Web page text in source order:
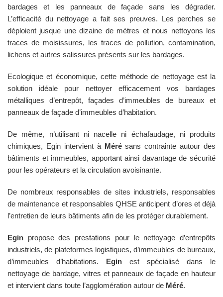
bardages et les panneaux de façade sans les dégrader.
L’efficacité du nettoyage a fait ses preuves. Les perches se
déploient jusque une dizaine de mètres et nous nettoyons les
traces de moisissures, les traces de pollution, contamination,
lichens et autres salissures présents sur les bardages.
Ecologique et économique, cette méthode de nettoyage est la
solution idéale pour nettoyer efficacement vos bardages
métalliques d’entrepôt, façades d’immeubles de bureaux et
panneaux de façade d’immeubles d’habitation.
De même, n’utilisant ni nacelle ni échafaudage, ni produits
chimiques, Egin intervient à Mérésans contrainte autour des
bâtiments et immeubles, apportant ainsi davantage de sécurité
pour les opérateurs et la circulation avoisinante.
De nombreux responsables de sites industriels, responsables
de maintenance et responsables QHSE anticipent d’ores et déjà
l’entretien de leurs bâtiments afin de les protéger durablement.
Egin propose des prestations pour le nettoyage d’entrepôts
industriels, de plateformes logistiques, d’immeubles de bureaux,
d’immeubles d’habitations. Egin est spécialisé dans le
nettoyage de bardage, vitres et panneaux de façade en hauteur
et intervient dans toute l’agglomération autour de Méré.